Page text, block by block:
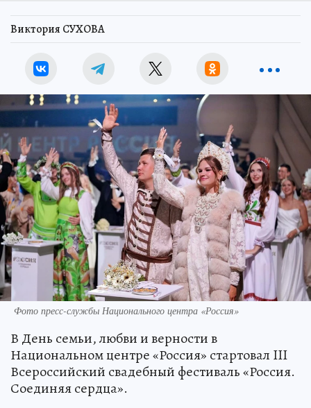
Виктория СУХОВА
Фото пресс-службы Национального центра «Россия»
В День семьи, любви и верности в
Национальном центре «Россия» стартовал III
Всероссийский свадебный фестиваль «Россия.
Соединяя сердца».